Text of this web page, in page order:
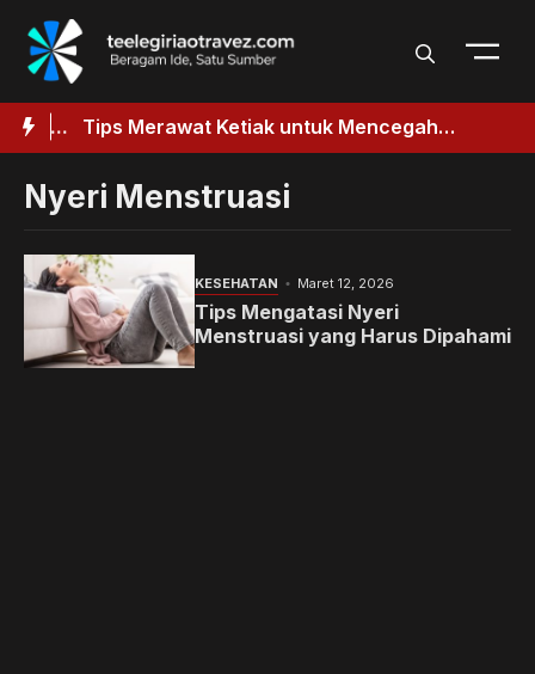
Langsung
Tips Merawat Ketiak untuk Mencegah
Penggelapan
Nyeri Menstruasi
KESEHATAN Maret 12, 2026
Tips Mengatasi Nyeri
Menstruasi yang Harus Dipahami